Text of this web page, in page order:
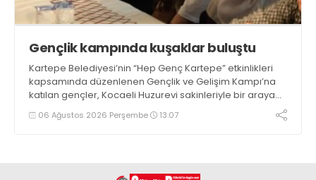
Gençlik kampında kuşaklar buluştu
Kartepe Belediyesi’nin “Hep Genç Kartepe” etkinlikleri
kapsamında düzenlenen Gençlik ve Gelişim Kampı’na
katılan gençler, Kocaeli Huzurevi sakinleriyle bir araya
geldi06 Ağustos 2026 Perşembe 13:07